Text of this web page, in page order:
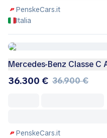
PenskeCars.it
Italia
Mercedes-Benz Classe C
36.300 € 36.900 €
PenskeCars.it